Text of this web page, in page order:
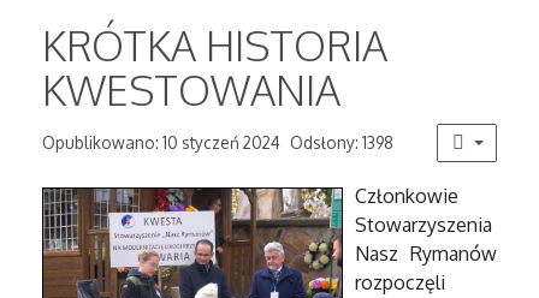
KRÓTKA HISTORIA
KWESTOWANIA
Opublikowano: 10 styczeń 2024 Odsłony: 1398
Członkowie
Stowarzyszenia
Nasz Rymanów
rozpoczęli